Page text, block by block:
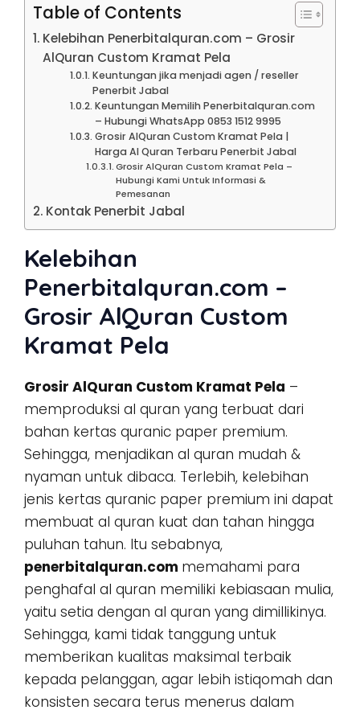
Table of Contents
Kelebihan Penerbitalquran.com – Grosir
AlQuran Custom Kramat Pela
Keuntungan jika menjadi agen / reseller
Penerbit Jabal
Keuntungan Memilih Penerbitalquran.com
– Hubungi WhatsApp 0853 1512 9995
Grosir AlQuran Custom Kramat Pela |
Harga Al Quran Terbaru Penerbit Jabal
Grosir AlQuran Custom Kramat Pela –
Hubungi Kami Untuk Informasi &
Pemesanan
Kontak Penerbit Jabal
Kelebihan
Penerbitalquran.com –
Grosir AlQuran Custom
Kramat Pela
Grosir AlQuran Custom Kramat Pela –
memproduksi al quran yang terbuat dari
bahan kertas quranic paper premium.
Sehingga, menjadikan al quran mudah &
nyaman untuk dibaca. Terlebih, kelebihan
jenis kertas quranic paper premium ini dapat
membuat al quran kuat dan tahan hingga
puluhan tahun. Itu sebabnya,
penerbitalquran.com memahami para
penghafal al quran memiliki kebiasaan mulia,
yaitu setia dengan al quran yang dimillikinya.
Sehingga, kami tidak tanggung untuk
memberikan kualitas maksimal terbaik
kepada pelanggan, agar lebih istiqomah dan
konsisten secara terus menerus dalam